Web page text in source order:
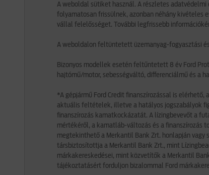
A weboldal sütiket használ. A részletes
folyamatosan frissülnek, azonban néhány kivételes
vállal felelősséget. További legfrissebb
A weboldalon feltüntetett üzemanyag-fogyasztási
Bizonyos modellek esetén feltűntetett 8 év Ford
hajtómű/motor, sebességváltó, differenciálmű és a
*A gépjármű Ford Credit finanszírozással is
aktuális feltételek, illetve a hatályos jogszabályok
finanszírozás kamatkockázatát. A lízingbevevőt a
mértékéről, a kamatláb-változás és a finanszírozás
megtekinthető a Merkantil Bank Zrt. honlapján
társbiztosítottja a Merkantil Bank Zrt., mint
márkakereskedései, mint közvetítők a Merkantil
tájékoztatásért forduljon bizalommal Ford